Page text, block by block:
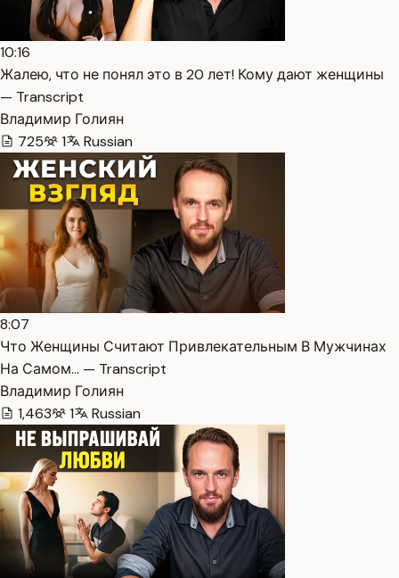
10:16
Жалею, что не понял это в 20 лет! Кому дают женщины
— Transcript
Владимир Голиян
725
1 Russian
8:07
Что Женщины Считают Привлекательным В Мужчинах
На Самом… — Transcript
Владимир Голиян
1,463
1 Russian